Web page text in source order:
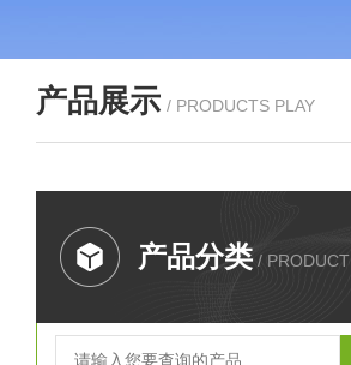
产品展示 / PRODUCTS PLAY
产品分类 / PRODUCT